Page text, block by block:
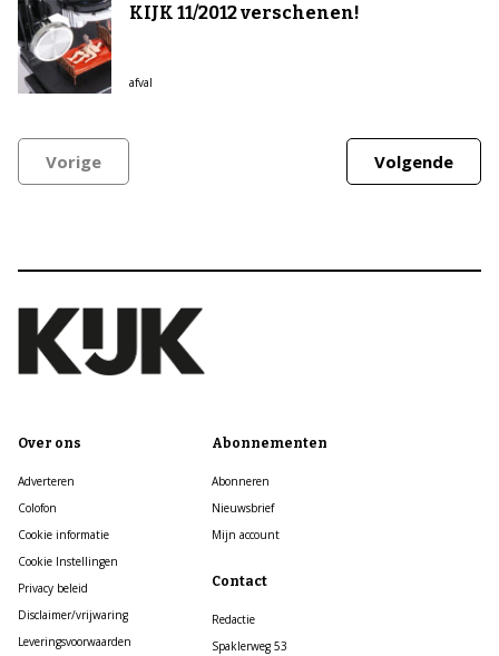
KIJK 11/2012 verschenen!
afval
Vorige Volgende
Over ons
Adverteren
Colofon
Cookie informatie
Cookie Instellingen
Privacy beleid
Disclaimer/vrijwaring
Leveringsvoorwaarden
Abonnementen
Abonneren
Nieuwsbrief
Mijn account
Contact
Redactie
Spaklerweg 53